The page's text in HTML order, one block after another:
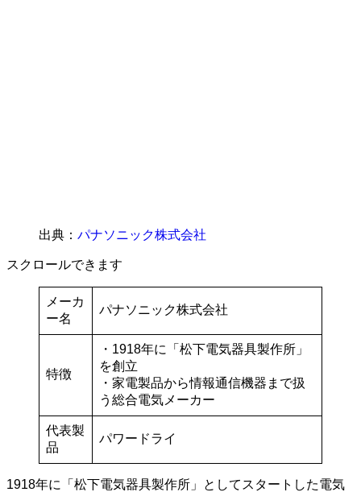
出典： パナソニック株式会社
スクロールできます
メーカ
ー名
パナソニック株式会社
特徴
・1918年に「松下電気器具製作所」
を創立
・家電製品から情報通信機器まで扱
う総合電気メーカー
代表製
品
パワードライ
1918年に「松下電気器具製作所」としてスタートした電気